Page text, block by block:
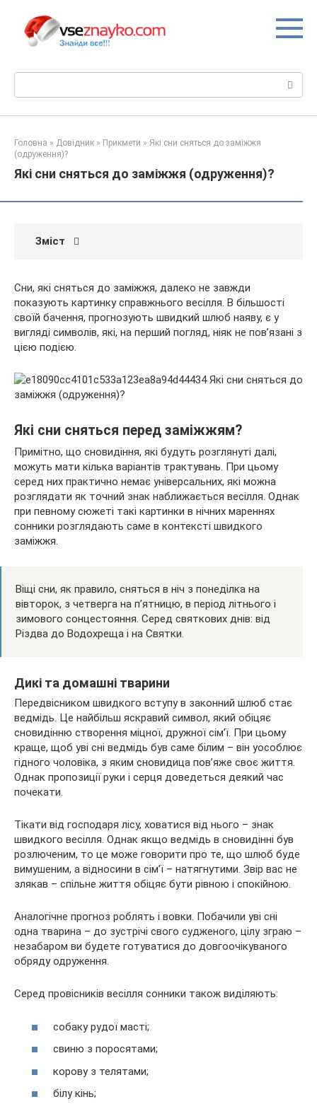
вмісту
Головна » Довідник » Прикмети » Які сни сняться до заміжжя
(одруження)?
Які сни сняться до заміжжя (одруження)?
Зміст
Сни, які сняться до заміжжя, далеко не завжди
показують картинку справжнього весілля. В більшості
своїй бачення, прогнозують швидкий шлюб наяву, є у
вигляді символів, які, на перший погляд, ніяк не пов’язані з
цією подією.
Які сни сняться перед заміжжям?
Примітно, що сновидіння, які будуть розглянуті далі,
можуть мати кілька варіантів трактувань. При цьому
серед них практично немає універсальних, які можна
розглядати як точний знак наближається весілля. Однак
при певному сюжеті такі картинки в нічних мареннях
сонники розглядають саме в контексті швидкого
заміжжя.
Віщі сни, як правило, сняться в ніч з понеділка на
вівторок, з четверга на п’ятницю, в період літнього і
зимового сонцестояння. Серед святкових днів: від
Різдва до Водохреща і на Святки.
Дикі та домашні тварини
Передвісником швидкого вступу в законний шлюб стає
ведмідь. Це найбільш яскравий символ, який обіцяє
сновидінню створення міцної, дружної сім’ї. При цьому
краще, щоб уві сні ведмідь був саме білим – він уособлює
гідного чоловіка, з яким сновидица пов’яже своє життя.
Однак пропозиції руки і серця доведеться деякий час
почекати.
Тікати від господаря лісу, ховатися від нього – знак
швидкого весілля. Однак якщо ведмідь в сновидінні був
розлюченим, то це може говорити про те, що шлюб буде
вимушеним, а відносини в сім’ї – натягнутими. Звір вас не
злякав – спільне життя обіцяє бути рівною і спокійною.
Аналогічне прогноз роблять і вовки. Побачили уві сні
одна тварина – до зустрічі свого судженого, цілу зграю –
незабаром ви будете готуватися до довгоочікуваного
обряду одруження.
Серед провісників весілля сонники також виділяють:
собаку рудої масті;
свиню з поросятами;
корову з телятами;
білу кінь;